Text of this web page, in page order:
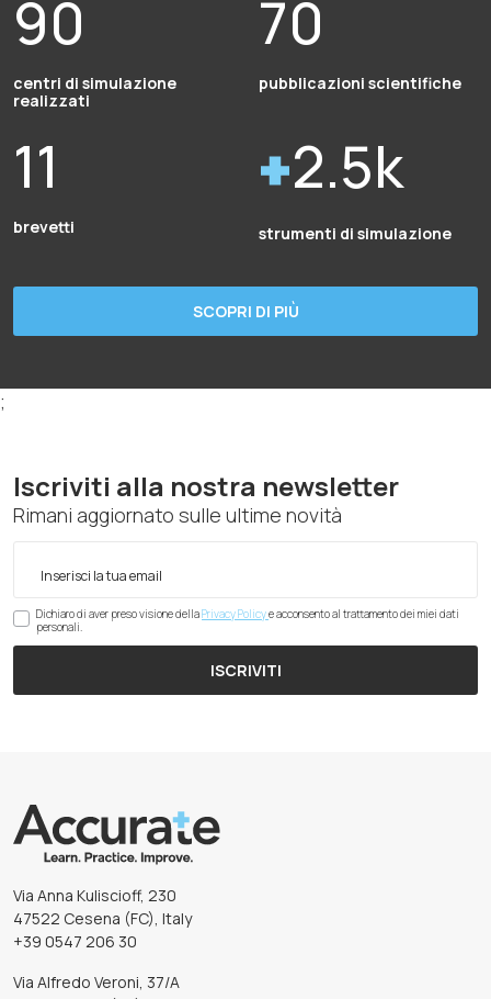
90
centri di simulazione
realizzati
70
pubblicazioni scientifiche
11
brevetti
2.5k
strumenti di simulazione
SCOPRI DI PIÙ
;
Iscriviti alla nostra newsletter
Rimani aggiornato sulle ultime novità
Dichiaro di aver preso visione dellaPrivacy Policye acconsento al trattamento dei miei dati
personali.
ISCRIVITI
Via Anna Kuliscioff, 230
47522 Cesena (FC), Italy
+39 0547 206 30
Via Alfredo Veroni, 37/A